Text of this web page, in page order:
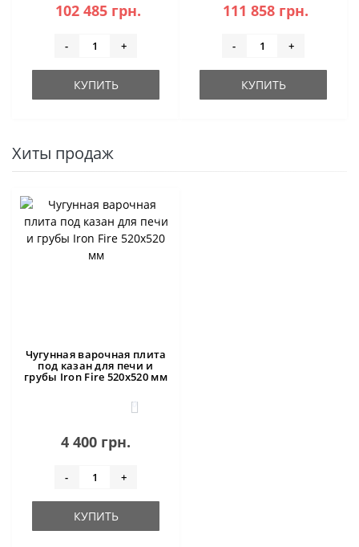
102 485 грн.
- +
КУПИТЬ
111 858 грн.
- +
КУПИТЬ
Хиты продаж
Чугунная варочная плита
под казан для печи и
грубы Iron Fire 520х520 мм
0
4 400 грн.
- +
КУПИТЬ